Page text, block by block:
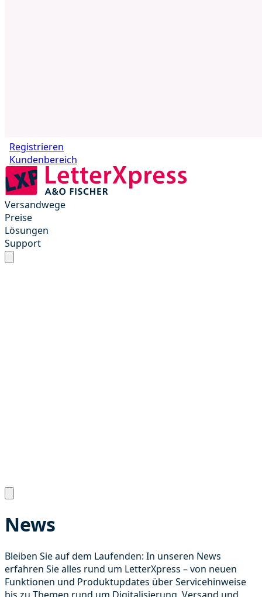
Registrieren
Kundenbereich
Versandwege
Preise
Lösungen
Support
News
Bleiben Sie auf dem Laufenden: In unseren News
erfahren Sie alles rund um LetterXpress – von neuen
Funktionen und Produktupdates über Servicehinweise
bis zu Themen rund um Digitalisierung, Versand und